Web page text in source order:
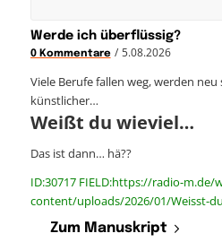
Werde ich überflüssig?
0 Kommentare / 5.08.2026
Viele Berufe fallen weg, werden
künstlicher…
Weißt du wieviel…
Das ist dann… hä??
ID:30717 FIELD:https://radio-m.de/
content/uploads/2026/01/Weisst-
Zum Manuskript